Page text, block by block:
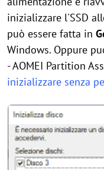
inizializzare l'SSD
può essere fatta in
Windows. Oppure
- AOMEI Partition
inizializzare senza